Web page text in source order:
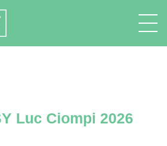
IT
Luc Ciompi 2026